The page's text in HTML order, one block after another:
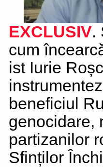
EXCLUSIV.
cum
ist Iurie
beneficiul
genocidare,
partizanilor
Sfinților